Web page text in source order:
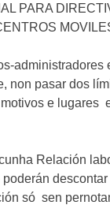
PARA
administradores
non pasar dos
e lugares
Relación
só sen